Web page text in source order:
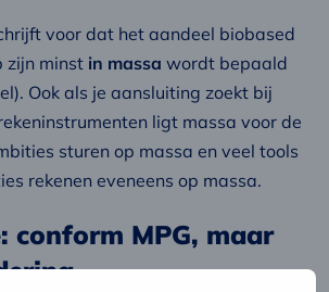
voor dat het aandeel biobased
zijn minst in massa wordt bepaald
Ook als je aansluiting zoekt bij
ligt massa voor de
sturen op massa en veel tools
rekenen eveneens op massa.
conform MPG, maar